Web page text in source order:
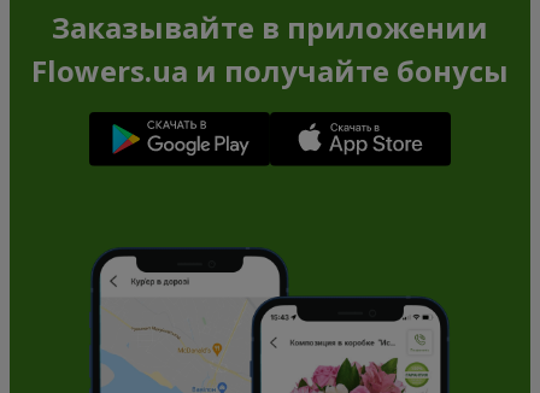
Заказывайте в приложении
Flowers.ua и получайте бонусы